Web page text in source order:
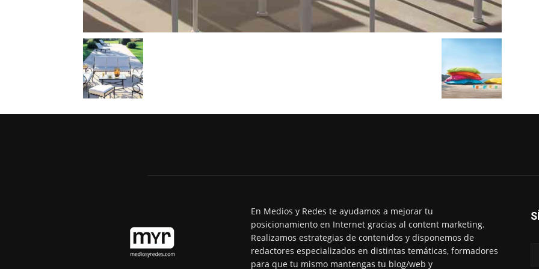
En Medios y Redes te ayudamos a mejorar tu
posicionamiento en Internet gracias al content marketing.
Realizamos estrategias de contenidos y disponemos de
redactores especializados en distintas temáticas, formadores
para que tu mismo mantengas tu blog/web y